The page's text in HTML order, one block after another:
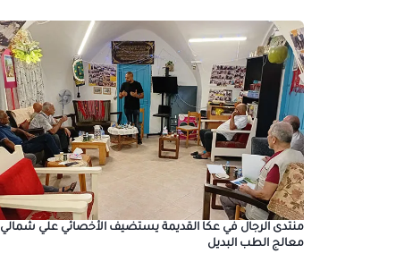
منتدى الرجال في عكا القديمة يستضيف الأخصائي علي شمالي
معالج الطب البديل